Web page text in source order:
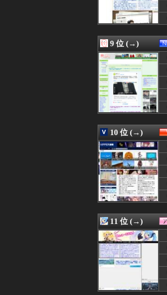
08/06 12:30
08/06 12:30
08/06 12:30
08/06 12:30
08/06 12:30
08/06 12:30
08/06 12:30
08/06 12:30
08/06 12:29
08/06 12:29
08/06 12:29
08/06 12:29
08/06 12:27
08/06 12:27
08/06 12:27
08/06 12:27
08/06 12:27
08/06 12:26
08/06 12:26
08/06 12:26
08/06 12:26
08/06 12:25
08/06 12:25
08/06 12:25
08/06 12:23
08/06 12:21
08/06 12:21
08/06 12:20
9 位 (→)
10 位 (→)
11 位 (→)